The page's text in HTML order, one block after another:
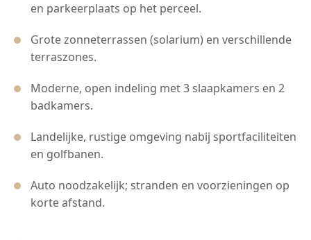
en parkeerplaats op het perceel.
Grote zonneterrassen (solarium) en verschillende
terraszones.
Moderne, open indeling met 3 slaapkamers en 2
badkamers.
Landelijke, rustige omgeving nabij sportfaciliteiten
en golfbanen.
Auto noodzakelijk; stranden en voorzieningen op
korte afstand.